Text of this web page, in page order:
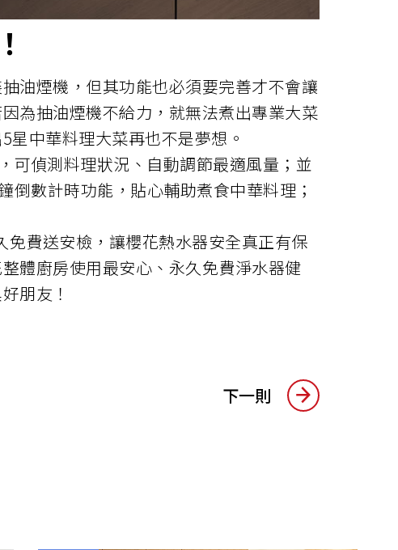
油煙機，但其功能也必須要完善才不會讓
為抽油煙機不給力，就無法煮出專業大菜
中華料理大菜再也不是夢想。
可偵測料理狀況、自動調節最適風量；並
數計時功能，貼心輔助煮食中華料理；
費送安檢，讓櫻花熱水器安全真正有保
體廚房使用最安心、永久免費淨水器健
朋友！
下一則